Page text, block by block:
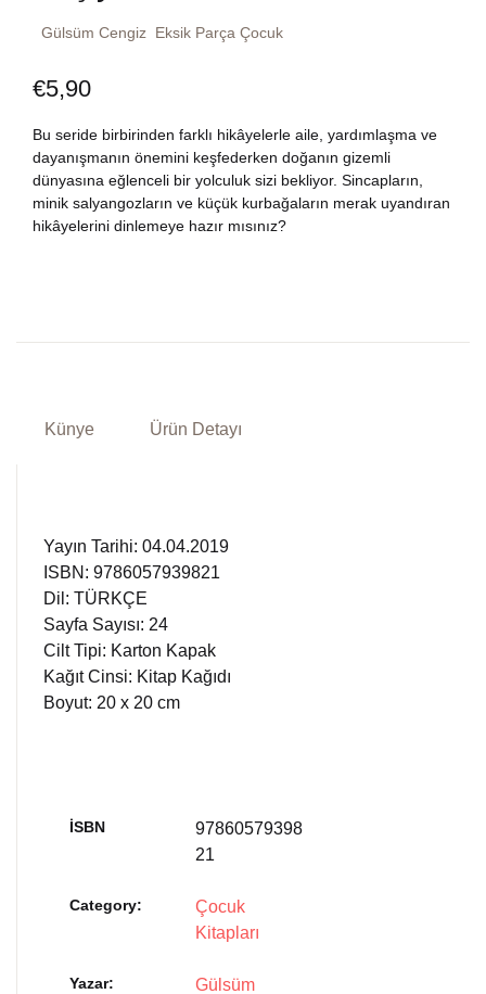
Felsefe
Fransızca
Kitap Siparişi
Sepetim
Bize Ulaşın
TR
Hesap oluştur
Gülsüm Cengiz Eksik Parça Çocuk
€5,90
Bu seride birbirinden farklı hikâyelerle aile, yardımlaşma ve
dayanışmanın önemini keşfederken doğanın gizemli
dünyasına eğlenceli bir yolculuk sizi bekliyor. Sincapların,
minik salyangozların ve küçük kurbağaların merak uyandıran
hikâyelerini dinlemeye hazır mısınız?
Künye Ürün Detayı
Yayın Tarihi: 04.04.2019
ISBN: 9786057939821
Dil: TÜRKÇE
Sayfa Sayısı: 24
Cilt Tipi: Karton Kapak
Kağıt Cinsi: Kitap Kağıdı
Boyut: 20 x 20 cm
İSBN
97860579398
21
Category:
Çocuk
Kitapları
Yazar
Gülsüm